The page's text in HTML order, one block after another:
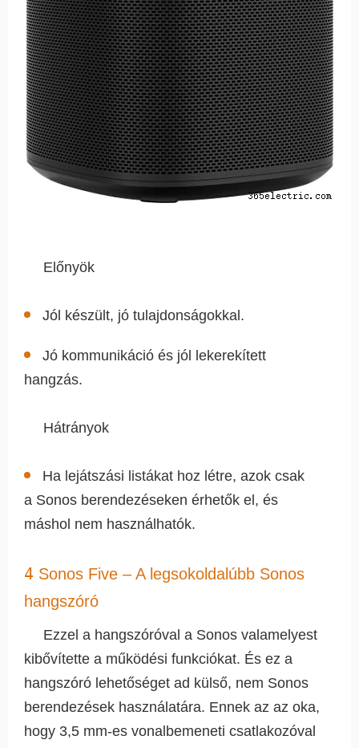
Előnyök
Jól készült, jó tulajdonságokkal.
Jó kommunikáció és jól lekerekített
hangzás.
Hátrányok
Ha lejátszási listákat hoz létre, azok csak
a Sonos berendezéseken érhetők el, és
máshol nem használhatók.
4 Sonos Five – A legsokoldalúbb Sonos
hangszóró
Ezzel a hangszóróval a Sonos valamelyest
kibővítette a működési funkciókat. És ez a
hangszóró lehetőséget ad külső, nem Sonos
berendezések használatára. Ennek az az oka,
hogy 3,5 mm-es vonalbemeneti csatlakozóval